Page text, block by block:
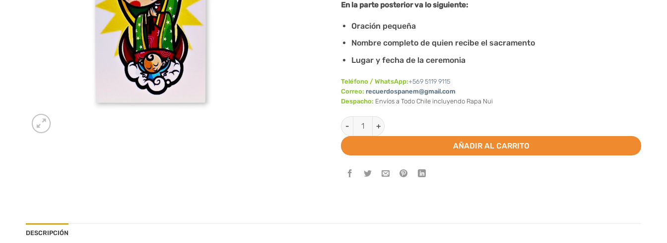
En la parte posterior va lo siguiente:
Oración pequeña
Nombre completo de quien recibe el sacramento
Lugar y fecha de la ceremonia
Teléfono / WhatsApp:+569 5119 9115
Correo: recuerdospanem@gmail.com
Despacho: Envíos a Todo Chile incluyendo Rapa Nui
Santitos Guadalupe Virgencita Plis (Valor por docena) cantidad
AÑADIR AL CARRITO
DESCRIPCIÓN